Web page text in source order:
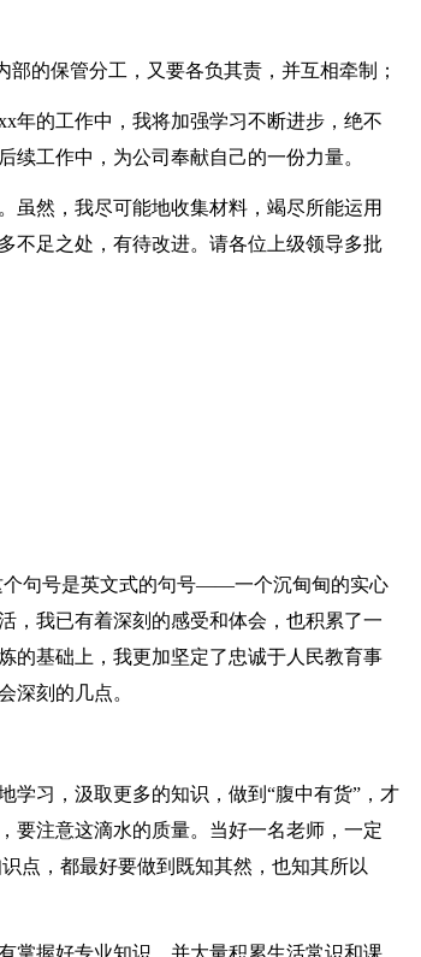
的保管分工，又要各负其责，并互相牵制；
年的工作中，我将加强学习不断进步，绝不
工作中，为公司奉献自己的一份力量。
虽然，我尽可能地收集材料，竭尽所能运用
不足之处，有待改进。请各位上级领导多批
个句号是英文式的句号——一个沉甸甸的实心
我已有着深刻的感受和体会，也积累了一
的基础上，我更加坚定了忠诚于人民教育事
深刻的几点。
学习，汲取更多的知识，做到“腹中有货”，才
要注意这滴水的质量。当好一名老师，一定
点，都最好要做到既知其然，也知其所以
掌握好专业知识，并大量积累生活常识和课